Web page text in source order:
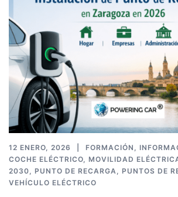
12 ENERO, 2026 FORMACIÓN ,
COCHE ELÉCTRICO, MOVILIDAD
2030, PUNTO DE RECARGA, PUNTOS DE
VEHÍCULO ELÉCTRICO